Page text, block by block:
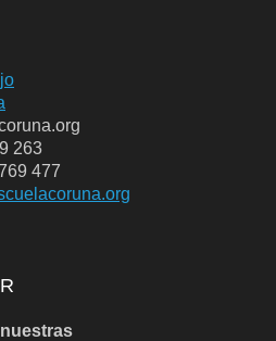
263
477